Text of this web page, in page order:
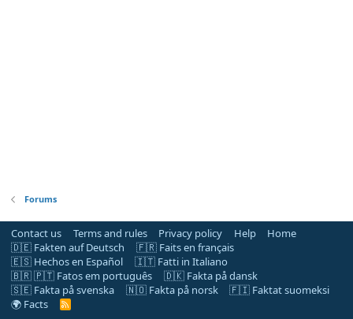
Forums
Contact us Terms and rules Privacy policy Help
Home
🇩🇪 Fakten auf Deutsch
🇫🇷 Faits en français
🇪🇸 Hechos en Español
🇮🇹 Fatti in Italiano
🇧🇷 🇵🇹 Fatos em português
🇩🇰 Fakta på dansk
🇸🇪 Fakta på svenska
🇳🇴 Fakta på norsk
🇫🇮 Faktat suomeksi
🌍 Facts
R